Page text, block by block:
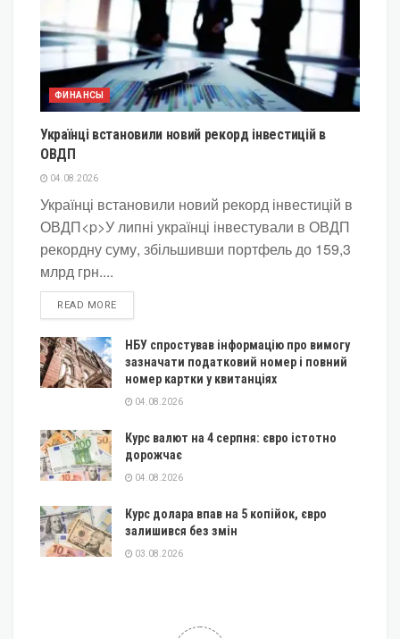
ФИНАНСЫ
Українці встановили новий рекорд інвестицій в
ОВДП
04.08.2026
Українці встановили новий рекорд інвестицій в
ОВДП<p>У липні українці інвестували в ОВДП
рекордну суму, збільшивши портфель до 159,3
млрд грн....
READ MOREDETAILS
НБУ спростував інформацію про вимогу
зазначати податковий номер і повний
номер картки у квитанціях
04.08.2026
Курс валют на 4 серпня: євро істотно
дорожчає
04.08.2026
Курс долара впав на 5 копійок, євро
залишився без змін
03.08.2026